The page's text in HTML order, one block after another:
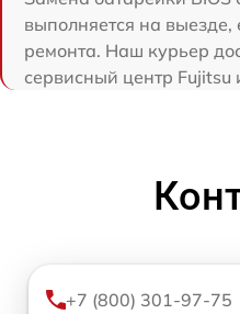
выполняется на выезде,
ремонта. Наш курьер
сервисный центр Fujitsu
+7 (800) 301-97-75